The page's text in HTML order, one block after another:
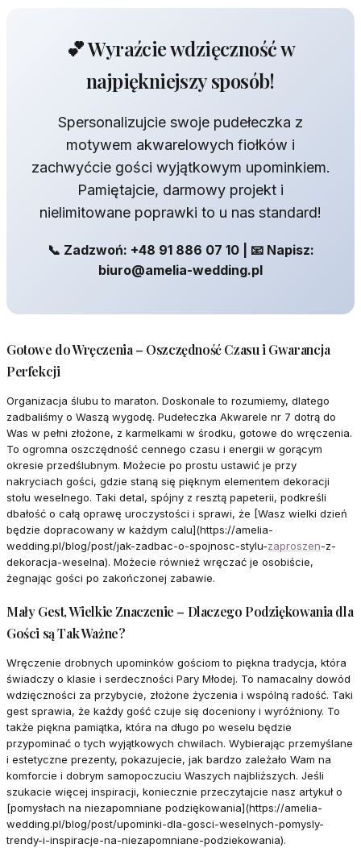
💕 Wyraźcie wdzięczność w
najpiękniejszy sposób!
Spersonalizujcie swoje pudełeczka z
motywem akwarelowych fiołków i
zachwyćcie gości wyjątkowym upominkiem.
Pamiętajcie, darmowy projekt i
nielimitowane poprawki to u nas standard!
📞 Zadzwoń: +48 91 886 07 10 | 📧 Napisz:
biuro@amelia-wedding.pl
Gotowe do Wręczenia – Oszczędność Czasu i Gwarancja
Perfekcji
Organizacja ślubu to maraton. Doskonale to rozumiemy, dlatego
zadbaliśmy o Waszą wygodę. Pudełeczka Akwarele nr 7 dotrą do
Was w pełni złożone, z karmelkami w środku, gotowe do wręczenia.
To ogromna oszczędność cennego czasu i energii w gorącym
okresie przedślubnym. Możecie po prostu ustawić je przy
nakryciach gości, gdzie staną się pięknym elementem dekoracji
stołu weselnego. Taki detal, spójny z resztą papeterii, podkreśli
dbałość o całą oprawę uroczystości i sprawi, że [Wasz wielki dzień
będzie dopracowany w każdym calu](https://amelia-
wedding.pl/blog/post/jak-zadbac-o-spojnosc-stylu-zaproszen-z-
dekoracja-weselna). Możecie również wręczać je osobiście,
żegnając gości po zakończonej zabawie.
Mały Gest, Wielkie Znaczenie – Dlaczego Podziękowania dla
Gości są Tak Ważne?
Wręczenie drobnych upominków gościom to piękna tradycja, która
świadczy o klasie i serdeczności Pary Młodej. To namacalny dowód
wdzięczności za przybycie, złożone życzenia i wspólną radość. Taki
gest sprawia, że każdy gość czuje się doceniony i wyróżniony. To
także piękna pamiątka, która na długo po weselu będzie
przypominać o tych wyjątkowych chwilach. Wybierając przemyślane
i estetyczne prezenty, pokazujecie, jak bardzo zależało Wam na
komforcie i dobrym samopoczuciu Waszych najbliższych. Jeśli
szukacie więcej inspiracji, koniecznie przeczytajcie nasz artykuł o
[pomysłach na niezapomniane podziękowania](https://amelia-
wedding.pl/blog/post/upominki-dla-gosci-weselnych-pomysly-
trendy-i-inspiracje-na-niezapomniane-podziekowania).